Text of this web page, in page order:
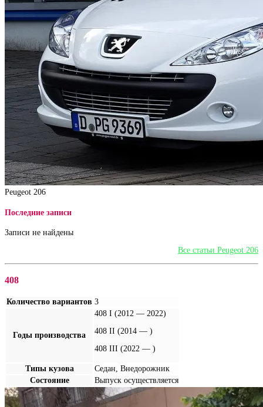
Peugeot 206
Последние записи
Записи не найдены
Все статьи Peugeot 206
408
Количество вариантов 3
Годы производства
408 I (2012 — 2022)
408 II (2014 — )
408 III (2022 — )
Типы кузова
Седан, Внедорожник
Состояние
Выпуск осуществляется